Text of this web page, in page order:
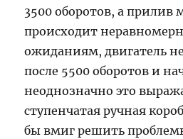
3500 оборотов, а прилив
происходит
ожиданиям, двигатель не
после 5500 оборотов и
неоднозначно это
ступенчатая ручная
бы вмиг решить